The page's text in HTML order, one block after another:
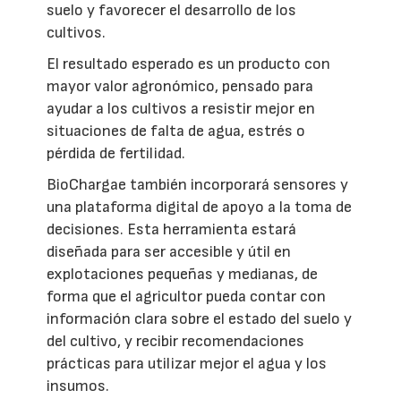
suelo y favorecer el desarrollo de los
cultivos.
El resultado esperado es un producto con
mayor valor agronómico, pensado para
ayudar a los cultivos a resistir mejor en
situaciones de falta de agua, estrés o
pérdida de fertilidad.
BioChargae también incorporará sensores y
una plataforma digital de apoyo a la toma de
decisiones. Esta herramienta estará
diseñada para ser accesible y útil en
explotaciones pequeñas y medianas, de
forma que el agricultor pueda contar con
información clara sobre el estado del suelo y
del cultivo, y recibir recomendaciones
prácticas para utilizar mejor el agua y los
insumos.